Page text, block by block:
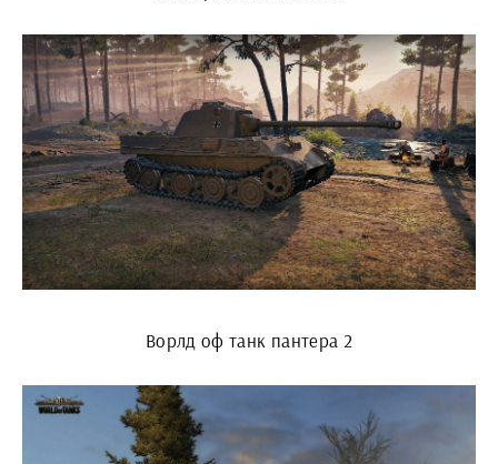
Ворлд оф танк пантера 2